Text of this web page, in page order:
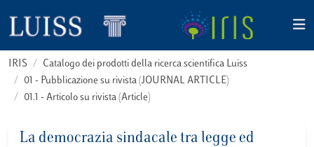
IRIS
Catalogo dei prodotti della ricerca scientifica Luiss
01 - Pubblicazione su rivista (JOURNAL ARTICLE)
01.1 - Articolo su rivista (Article)
La democrazia sindacale tra legge ed